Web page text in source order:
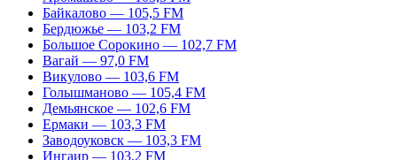
Байкалово — 105,5 FM
Бердюжье — 103,2 FM
Большое Сорокино — 102,7 FM
Вагай — 97,0 FM
Викулово — 103,6 FM
Голышманово — 105,4 FM
Демьянское — 102,6 FM
Ермаки — 103,3 FM
Заводоуковск — 103,3 FM
Ингаир — 103,2 FM